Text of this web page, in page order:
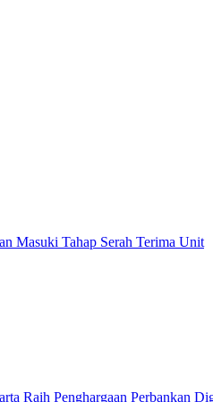
Masuki Tahap Serah Terima Unit
Raih Penghargaan Perbankan